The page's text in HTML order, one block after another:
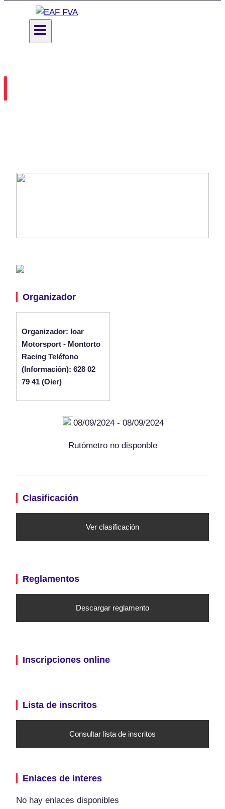
Organizador
Organizador: Ioar
Motorsport - Montorto
Racing Teléfono
(Información): 628 02
79 41 (Oier)
08/09/2024 - 08/09/2024
Rutómetro no disponble
Clasificación
Ver clasificación
Reglamentos
Descargar reglamento
Inscripciones online
Lista de inscritos
Consultar lista de inscritos
Enlaces de interes
No hay enlaces disponibles